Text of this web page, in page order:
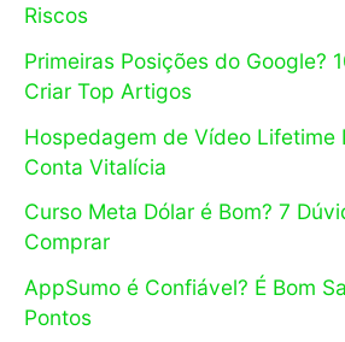
Riscos
Primeiras Posições do Google?
Criar Top Artigos
Hospedagem de Vídeo Lifetime
Conta Vitalícia
Curso Meta Dólar é Bom? 7
Comprar
AppSumo é Confiável? É Bom
Pontos